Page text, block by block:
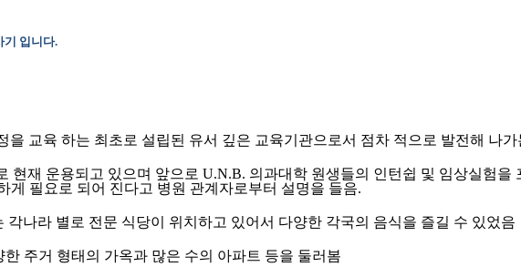
기 입니다.
을 교육 하는 최초로 설립된 유서 깊은 교육기관으로서 점차 적으로 발전해 나
현재 운용되고 있으며 앞으로 U.N.B. 의과대학 원생들의 인턴쉽 및 임상실험을
게 필요로 되어 진다고 병원 관계자로부터 설명을 들음.
각나라 별로 전문 식당이 위치하고 있어서 다양한 각국의 음식을 즐길 수 있었음
주거 형태의 가옥과 많은 수의 아파트 등을 둘러봄